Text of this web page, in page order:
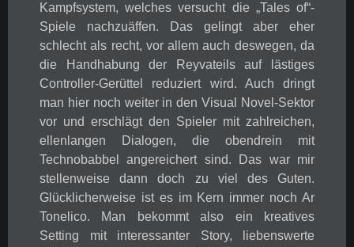
Kampfsystem, welches versucht die „Tales of“-
Spiele nachzuäffen. Das gelingt aber eher
schlecht als recht, vor allem auch deswegen, da
die Handhabung der Reyvateils auf lästiges
Controller-Gerüttel reduziert wird. Auch dringt
man hier noch weiter in den Visual Novel-Sektor
vor und erschlägt den Spieler mit zahlreichen,
ellenlangen Dialogen, die obendrein mit
Technobabbel angereichert sind. Das war mir
stellenweise dann doch zu viel des Guten.
Glücklicherweise ist es im Kern immer noch Ar
Tonelico. Man bekommt also ein kreatives
Setting mit interessanter Story, liebenswerte